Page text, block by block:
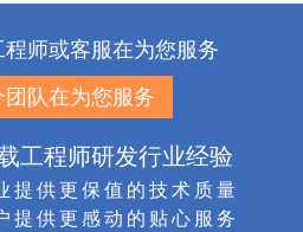
师或客服在为您服务
队在为您服务
工程师研发行业经验
提供更保值的技术质量
提供更感动的贴心服务